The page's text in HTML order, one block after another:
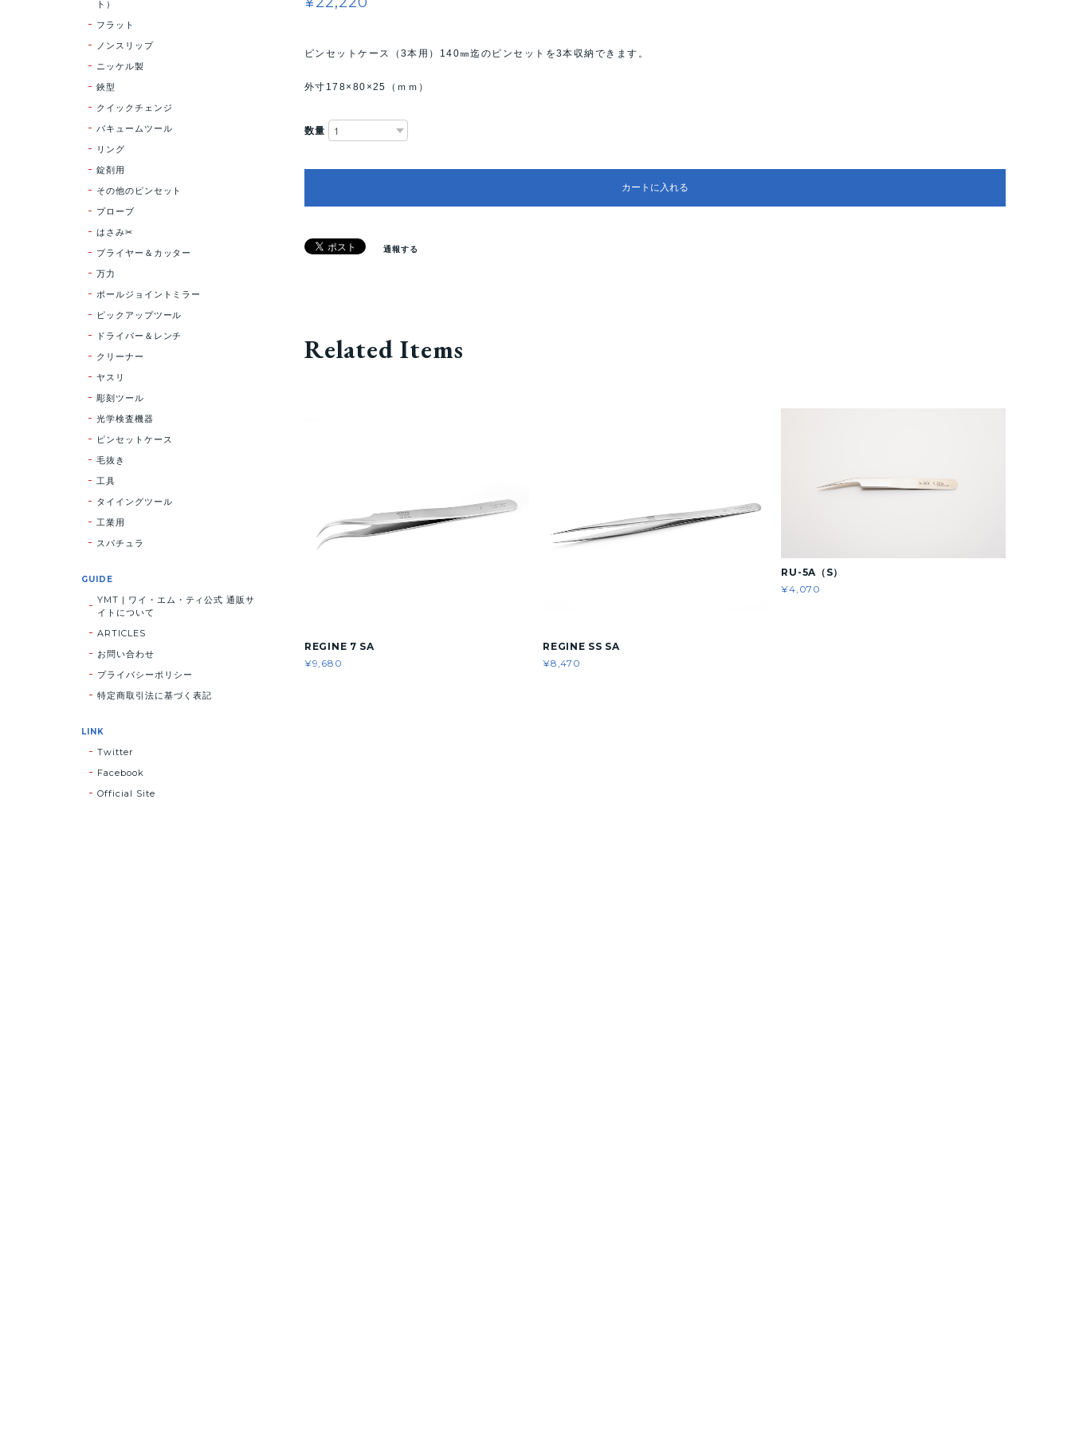
ピンセットケース（3本用）140㎜迄のピンセットを3本収納できます。
外寸178×80×25（ｍｍ）
数量
カートに入れる
通報する
Related Items
REGINE 7 SA
¥9,680
REGINE SS SA
¥8,470
RU-5A（S）
¥4,070
ト）
フラット
ノンスリップ
ニッケル製
鋏型
クイックチェンジ
バキュームツール
リング
錠剤用
その他のピンセット
プローブ
はさみ✂
プライヤー＆カッター
万力
ポールジョイントミラー
ピックアップツール
ドライバー＆レンチ
クリーナー
ヤスリ
彫刻ツール
光学検査機器
ピンセットケース
毛抜き
工具
タイイングツール
工業用
スパチュラ
GUIDE
YMT | ワイ・エム・ティ公式 通販サ
イトについて
ARTICLES
お問い合わせ
プライバシーポリシー
特定商取引法に基づく表記
LINK
Twitter
Facebook
Official Site